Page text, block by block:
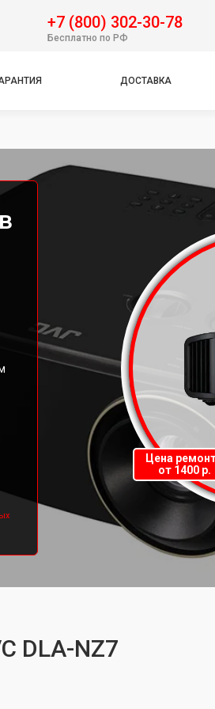
+7 (800) 302-30-78
Бесплатно по РФ
ДОСТАВКА
Цена
от 1400 р.
DLA-NZ7